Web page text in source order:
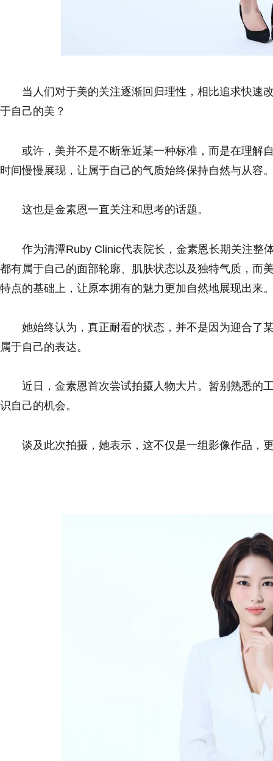
当人们对于美的关注逐渐回归理性，相比追求快速
于自己的美？
或许，美并不是不断靠近某一种标准，而是在理解
时间慢慢展现，让属于自己的气质始终保持自然与从容
这也是金素恩一直关注和思考的话题。
作为清潭Ruby Clinic代表院长，金素恩长期关注整
都有属于自己的面部轮廓、肌肤状态以及独特气质，而
特点的基础上，让原本拥有的魅力更加自然地展现出来
她始终认为，真正耐看的状态，并不是因为迎合了
属于自己的表达。
近日，金素恩首次尝试拍摄人物大片。暂别熟悉的
识自己的机会。
谈及此次拍摄，她表示，这不仅是一组影像作品，